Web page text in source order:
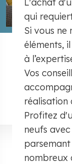
qui
Si vous ne
éléments,
à
Vos
réalisation
Profitez
neufs
nombreux